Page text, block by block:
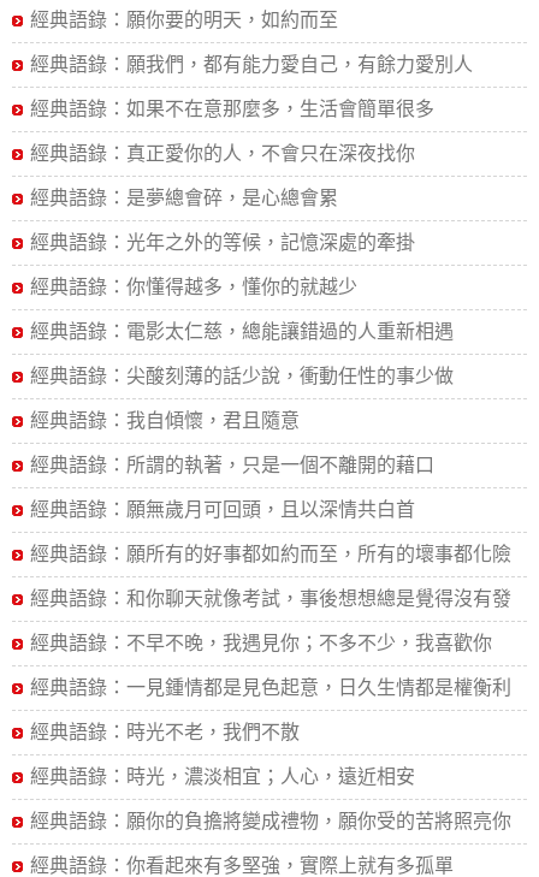
經典語錄：願你要的明天，如約而至
經典語錄：願我們，都有能力愛自己，有餘力愛別人
經典語錄：如果不在意那麼多，生活會簡單很多
經典語錄：真正愛你的人，不會只在深夜找你
經典語錄：是夢總會碎，是心總會累
經典語錄：光年之外的等候，記憶深處的牽掛
經典語錄：你懂得越多，懂你的就越少
經典語錄：電影太仁慈，總能讓錯過的人重新相遇
經典語錄：尖酸刻薄的話少說，衝動任性的事少做
經典語錄：我自傾懷，君且隨意
經典語錄：所謂的執著，只是一個不離開的藉口
經典語錄：願無歲月可回頭，且以深情共白首
經典語錄：願所有的好事都如約而至，所有的壞事都化險
為夷
經典語錄：和你聊天就像考試，事後想想總是覺得沒有發
揮好
經典語錄：不早不晚，我遇見你；不多不少，我喜歡你
經典語錄：一見鍾情都是見色起意，日久生情都是權衡利
弊
經典語錄：時光不老，我們不散
經典語錄：時光，濃淡相宜；人心，遠近相安
經典語錄：願你的負擔將變成禮物，願你受的苦將照亮你
的路
經典語錄：你看起來有多堅強，實際上就有多孤單